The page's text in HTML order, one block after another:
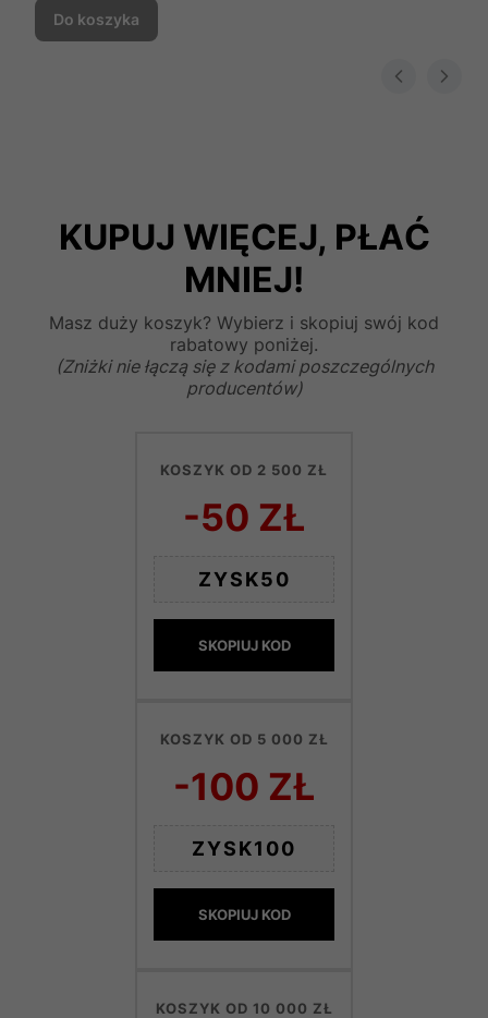
Do koszyka
KUPUJ WIĘCEJ, PŁAĆ
MNIEJ!
Masz duży koszyk? Wybierz i skopiuj swój kod
rabatowy poniżej.
(Zniżki nie łączą się z kodami poszczególnych
producentów)
KOSZYK OD 2 500 ZŁ
-50 ZŁ
ZYSK50
SKOPIUJ KOD
KOSZYK OD 5 000 ZŁ
-100 ZŁ
ZYSK100
SKOPIUJ KOD
KOSZYK OD 10 000 ZŁ